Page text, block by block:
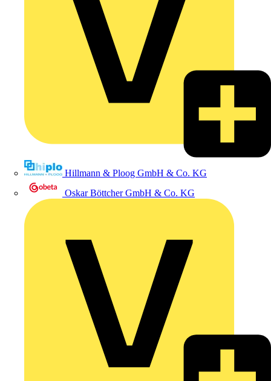
Hillmann & Ploog GmbH & Co. KG
Oskar Böttcher GmbH & Co. KG